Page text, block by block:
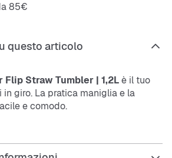
85€
questo articolo
Straw Tumbler | 1,2Lè il tuo
giro. La pratica maniglia e la
e comodo.